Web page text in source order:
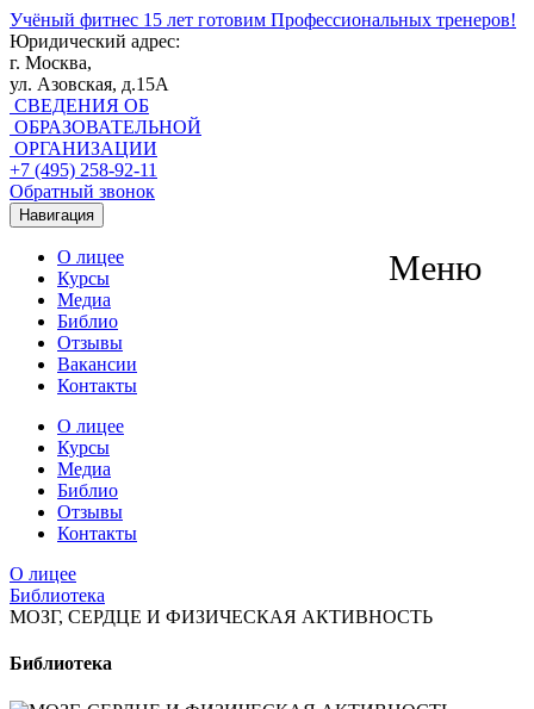
Учёный фитнес 15 лет готовим Профессиональных тренеров!
Юридический адрес:
г. Москва,
ул. Азовская, д.15А
СВЕДЕНИЯ ОБ
ОБРАЗОВАТЕЛЬНОЙ
ОРГАНИЗАЦИИ
+7 (495) 258-92-11
Обратный звонок
Навигация
Меню
О лицее
Курсы
Медиа
Библио
Отзывы
Вакансии
Контакты
О лицее
Курсы
Медиа
Библио
Отзывы
Контакты
О лицее
Библиотека
МОЗГ, СЕРДЦЕ И ФИЗИЧЕСКАЯ АКТИВНОСТЬ
Библиотека